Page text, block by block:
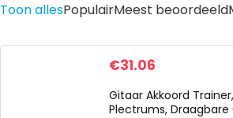
Toon allesPopulairMeest beoordeeld
€31.06
Gitaar Akkoord
Plectrums, Draagbare